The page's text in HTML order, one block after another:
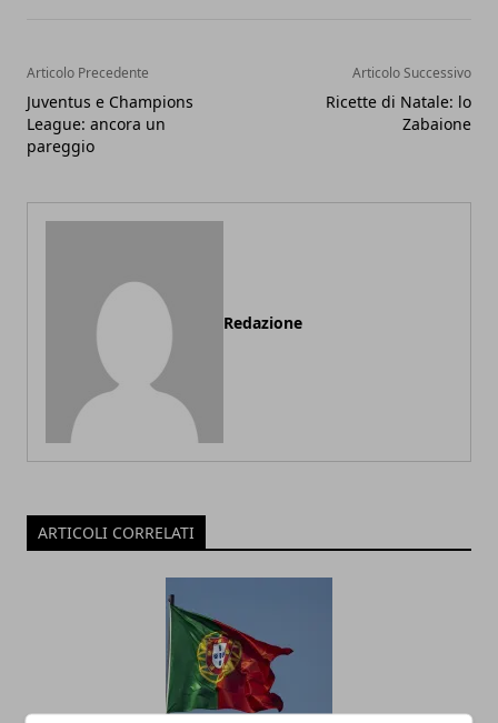
Articolo Precedente
Juventus e Champions
League: ancora un
pareggio
Articolo Successivo
Ricette di Natale: lo
Zabaione
Redazione
ARTICOLI CORRELATI